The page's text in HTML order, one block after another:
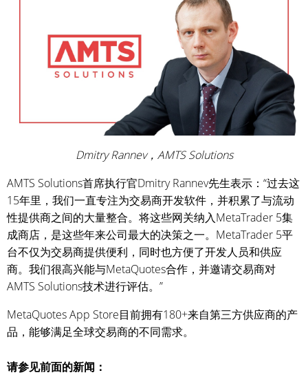
Dmitry Rannev，AMTS Solutions
AMTS Solutions首席执行官Dmitry Rannev先生表示：“过去这
15年里，我们一直专注为交易商开发软件，并积累了与流动
性提供商之间的大量整合。将这些网关纳入MetaTrader 5集
成商店，是这些年来公司最大的决策之一。MetaTrader 5平
台不仅为交易商提供便利，同时也方便了开发人员和供应
商。我们很高兴能与MetaQuotes合作，并邀请交易商对
AMTS Solutions技术进行评估。”
MetaQuotes App Store目前拥有180+来自第三方供应商的产
品，能够满足全球交易商的不同需求。
请参见前面的新闻：